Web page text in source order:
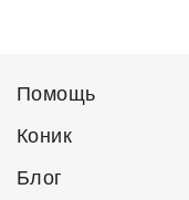
Помощь
Коник
Блог